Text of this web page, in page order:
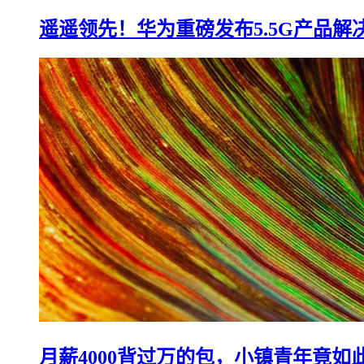
遥遥领先！华为重磅发布5.5G产品解